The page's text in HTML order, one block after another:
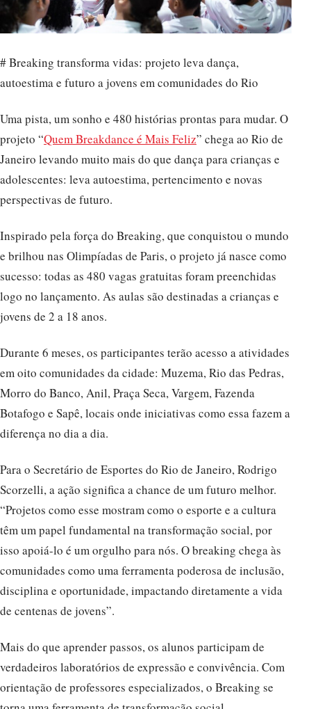
# Breaking transforma vidas: projeto leva dança,
autoestima e futuro a jovens em comunidades do Rio
Uma pista, um sonho e 480 histórias prontas para mudar. O
projeto “Quem Breakdance é Mais Feliz” chega ao Rio de
Janeiro levando muito mais do que dança para crianças e
adolescentes: leva autoestima, pertencimento e novas
perspectivas de futuro.
Inspirado pela força do Breaking, que conquistou o mundo
e brilhou nas Olimpíadas de Paris, o projeto já nasce como
sucesso: todas as 480 vagas gratuitas foram preenchidas
logo no lançamento. As aulas são destinadas a crianças e
jovens de 2 a 18 anos.
Durante 6 meses, os participantes terão acesso a atividades
em oito comunidades da cidade: Muzema, Rio das Pedras,
Morro do Banco, Anil, Praça Seca, Vargem, Fazenda
Botafogo e Sapê, locais onde iniciativas como essa fazem a
diferença no dia a dia.
Para o Secretário de Esportes do Rio de Janeiro, Rodrigo
Scorzelli, a ação significa a chance de um futuro melhor.
“Projetos como esse mostram como o esporte e a cultura
têm um papel fundamental na transformação social, por
isso apoiá-lo é um orgulho para nós. O breaking chega às
comunidades como uma ferramenta poderosa de inclusão,
disciplina e oportunidade, impactando diretamente a vida
de centenas de jovens”.
Mais do que aprender passos, os alunos participam de
verdadeiros laboratórios de expressão e convivência. Com
orientação de professores especializados, o Breaking se